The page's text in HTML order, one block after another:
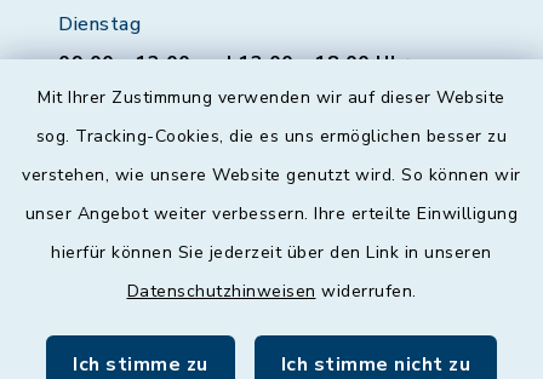
Mit Ihrer Zustimmung verwenden wir auf dieser Website
sog. Tracking-Cookies, die es uns ermöglichen besser zu
verstehen, wie unsere Website genutzt wird. So können wir
unser Angebot weiter verbessern. Ihre erteilte Einwilligung
hierfür können Sie jederzeit über den Link in unseren
Datenschutzhinweisen widerrufen.
Ich stimme zu Ich stimme nicht zu
Dienstag
09:00 - 12:00 und 13:00 - 18:00 Uhr
Donnerstag
09:00 - 12:00 und 13:00 - 18:00 Uhr
09:00 - 12:00 Uhr